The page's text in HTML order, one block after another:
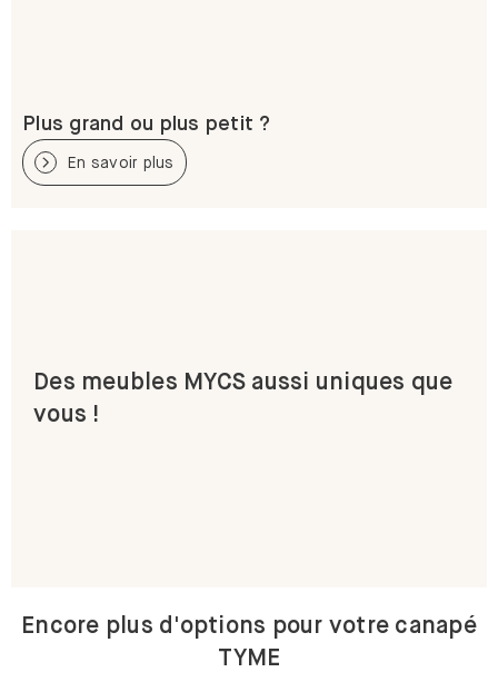
Plus grand ou plus petit ?
En savoir plus
Des meubles MYCS aussi uniques que
vous !
Encore plus d'options pour votre canapé
TYME